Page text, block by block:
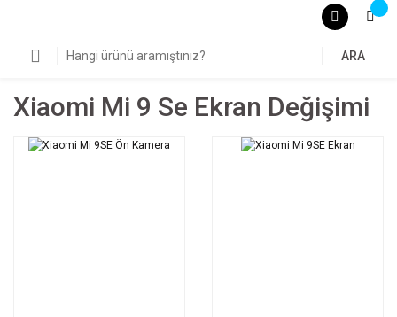
ARA
Xiaomi Mi 9 Se Ekran Değişimi